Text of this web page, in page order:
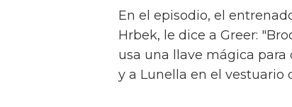
En el episodio, el
Hrbek, le dice a Greer:
usa una llave mágica
y a Lunella en el vestuario